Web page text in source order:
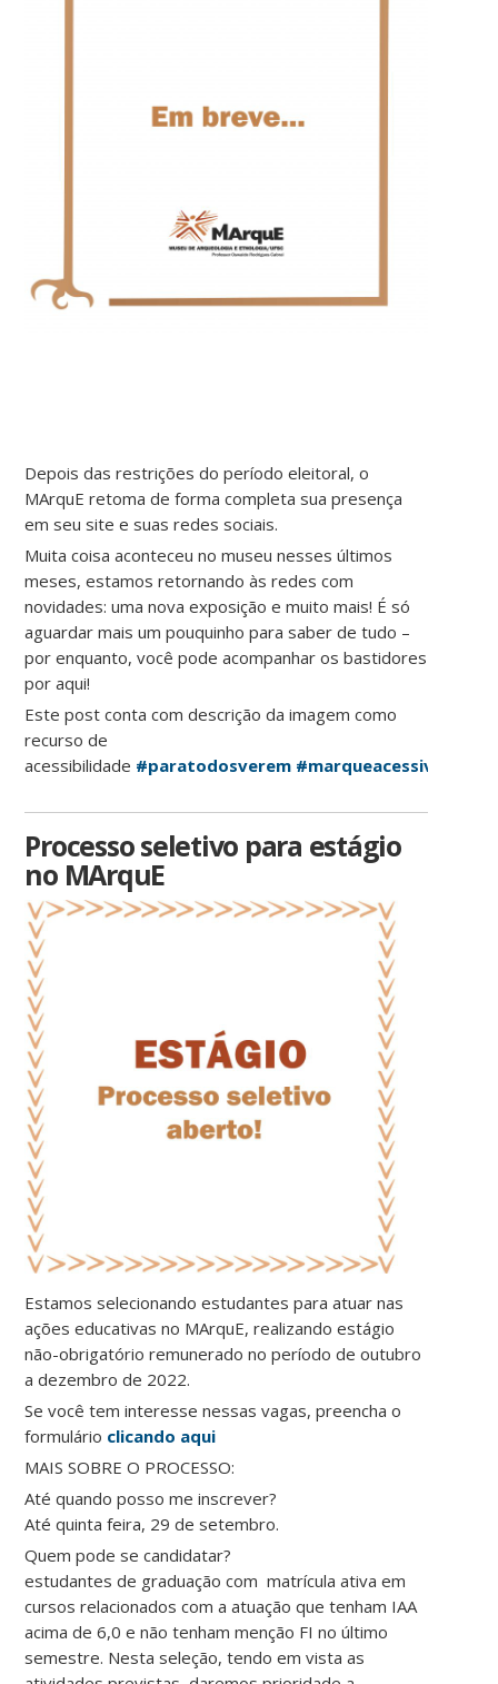
Depois das restrições do período eleitoral, o
MArquE retoma de forma completa sua presença
em seu site e suas redes sociais.
Muita coisa aconteceu no museu nesses últimos
meses, estamos retornando às redes com
novidades: uma nova exposição e muito mais! É só
aguardar mais um pouquinho para saber de tudo –
por enquanto, você pode acompanhar os bastidores
por aqui!
Este post conta com descrição da imagem como
recurso de
acessibilidade #paratodosverem #marqueacessivel
Processo seletivo para estágio
no MArquE
Estamos selecionando estudantes para atuar nas
ações educativas no MArquE, realizando estágio
não-obrigatório remunerado no período de outubro
a dezembro de 2022.
Se você tem interesse nessas vagas, preencha o
formulário clicando aqui
MAIS SOBRE O PROCESSO:
Até quando posso me inscrever?
Até quinta feira, 29 de setembro.
Quem pode se candidatar?
estudantes de graduação com matrícula ativa em
cursos relacionados com a atuação que tenham IAA
acima de 6,0 e não tenham menção FI no último
semestre. Nesta seleção, tendo em vista as